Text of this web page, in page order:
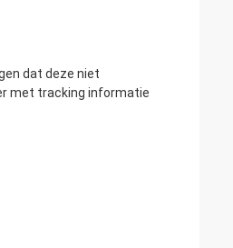
dat deze niet
met tracking informatie